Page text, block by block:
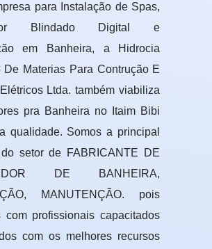
para Instalação de Spas,
Blindado Digital e
em Banheira, a Hidrocia
De Materias Para Contrução E
Ltda. também viabiliza
pra Banheira no Itaim Bibi
qualidade. Somos a principal
setor de FABRICANTE DE
DE BANHEIRA,
MANUTENÇÃO. pois
com profissionais capacitados
com os melhores recursos